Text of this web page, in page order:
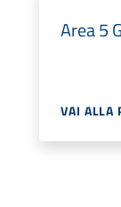
Area 5
VAI ALLA